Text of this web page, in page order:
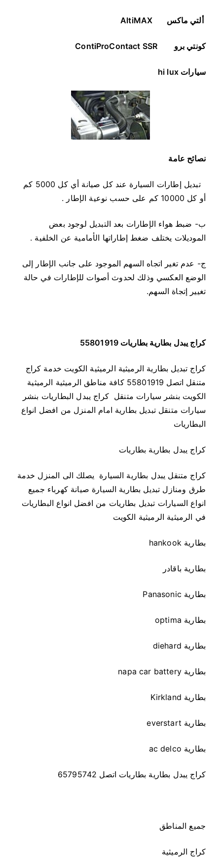
ألتي ماكس
كونتي برو
سيارات hi lux
نصائح عامة
تبديل إطارات السيارة عند كل صيانة أي كل 5000 كم
أو كل 10000 كم على حسب نوعية الإطار .
ب- ضبط هواء الإطارات بعد التبديل لوجود بعض
الموديلات يختلف ضغط إطاراتها الأمامية عن الخلفية .
ج- عدم تغير اتجاه السهم الموجود على جانب الإطار إلى
الوضع العكسي وذلك لحدوث أصوات للإطارات في حالة
تغيير إتجاة السهم.
كراج يبدل بطارية بطاريات 55801919
كراج تبديل بطارية الرميثية الرميثية الكويت خدمة كراج
متنقل اتصل 55801919 كافة مناطق الرميثية الرميثية
الكويت بنشر سيارات متنقل كراج يبدل البطاريات بنشر
سيارات متنقل تبديل بطارية امام المنزل من افضل انواع
البطاريات
كراج يبدل بطارية بطاريات
كراج متنقل يبدل بطارية السيارة يصلك الى المنزل خدمة
طرق ومنازل تبديل بطارية السيارة صيانة كهرباء جميع
انواع السيارات تبديل بطاريات من افضل انواع البطاريات
في الرميثية الرميثية الكويت
بطارية hankook
بطارية باقادر
بطارية Panasonic
بطارية optima
بطارية diehard
بطارية napa car battery
بطارية Kirkland
بطارية everstart
بطارية ac delco
كراج يبدل بطارية بطاريات اتصل 65795742
جميع المناطق
كراج الرميثية